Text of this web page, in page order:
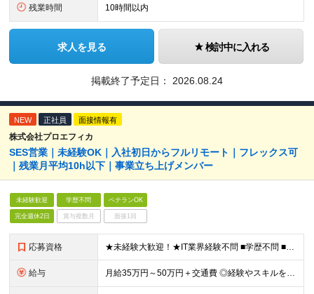
残業時間 10時間以内
求人を見る 検討中に入れる
掲載終了予定日： 2026.08.24
NEW 正社員 面接情報有
株式会社プロエフィカ
SES営業｜未経験OK｜入社初日からフルリモート｜フレックス可
｜残業月平均10h以下｜事業立ち上げメンバー
未経験歓迎 学歴不問 ベテランOK
完全週休2日 賞与複数月 面接1回
応募資格 ★未経験大歓迎！★IT業界経験不問 ■学歴不問 ■未経験OK ★人材業界での経験や、SES経験をお持ちの方は優遇します ≪こんな方は今すぐご応募ください≫ □自由度の高い働き方がしたい □誰かの役
給与 月給35万円～50万円＋交通費 ◎経験やスキルを考慮し、最大限優遇します ◎上記月給は固定残業代月40時間分(月10万9,375～)を含みます。残業時間が超過した場合はその分追加支給します ◎試用期